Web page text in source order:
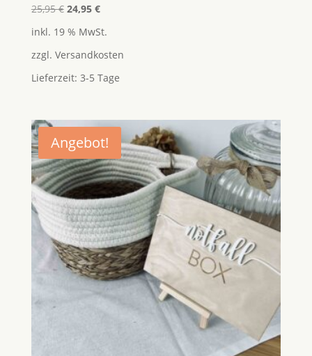
Bewertet
mit
von 5
25,95€ Ursprünglicher
war:
25,95 €
24,95 €Aktueller
ist:
24,95 €.
inkl. 19 % MwSt.
zzgl. Versandkosten
Lieferzeit: 3-5 Tage
Angebot!